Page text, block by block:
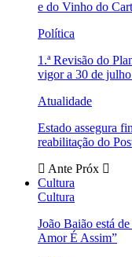
e do Vinho do
Política
1.ª Revisão do
vigor a 30 de
Atualidade
Estado assegura
reabilitação do
Ante Próx
Cultura
Cultura
João Baião está
Amor É Assim”